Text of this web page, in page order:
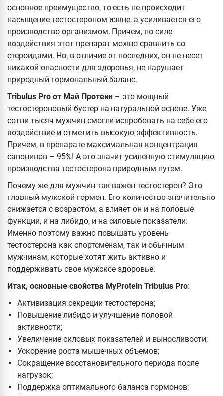
основное преимущество, то есть не происходит
насыщение тестостероном извне, а усиливается его
производство организмом. Причем, по силе
воздействия этот препарат можно сравнить со
стероидами. Но, в отличие от последних, он не несет
никакой опасности для здоровья, не нарушает
природный гормональный баланс.
Tribulus Pro от Май Протеин – это мощный
тестостероновый бустер на натуральной основе. Уже
сотни тысяч мужчин смогли испробовать на себе его
воздействие и отметить высокую эффективность.
Причем, в препарате максимальная концентрация
сапонинов – 95%! А это значит усиленную стимуляцию
производства тестостерона природным путем.
Почему же для мужчин так важен тестостерон? Это
главный мужской гормон. Его количество значительно
снижается с возрастом, а влияет он и на половые
функции, и на либидо, и на силовые показатели.
Именно поэтому важно повышать уровень
тестостерона как спортсменам, так и обычным
мужчинам, которые хотят жить активно и
поддерживать свое мужское здоровье.
Итак, основные свойства MyProtein Tribulus Pro:
Активизация секреции тестостерона;
Повышение либидо и улучшение половой
активности;
Увеличение силовых показателей и выносливости;
Ускорение роста мышечных объемов;
Сокращение восстановительного периода после
нагрузок;
Поддержка оптимального баланса гормонов;